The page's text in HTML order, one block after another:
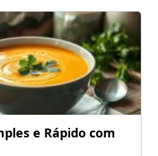
e Rápido com